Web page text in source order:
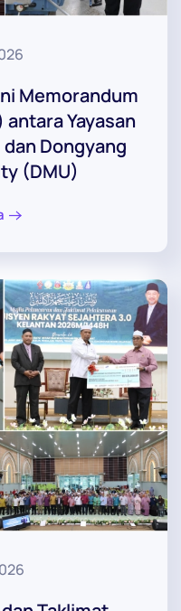
Memorandum
Yayasan
Dongyang
(DMU)